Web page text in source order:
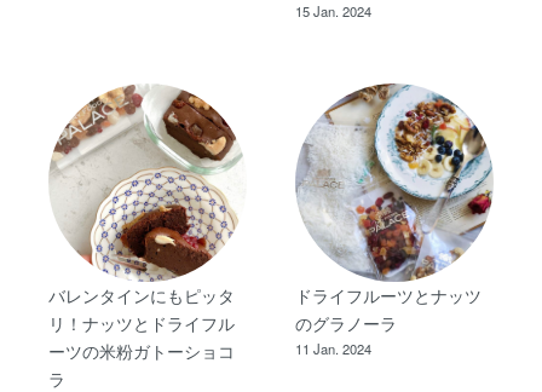
15 Jan. 2024
バレンタインにもピッタ
リ！ナッツとドライフル
ーツの米粉ガトーショコ
ラ
ドライフルーツとナッツ
のグラノーラ
11 Jan. 2024